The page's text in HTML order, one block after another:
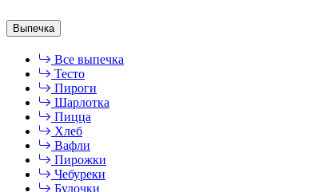
Выпечка
Все выпечка
Тесто
Пироги
Шарлотка
Пицца
Хлеб
Вафли
Пирожки
Чебуреки
Булочки